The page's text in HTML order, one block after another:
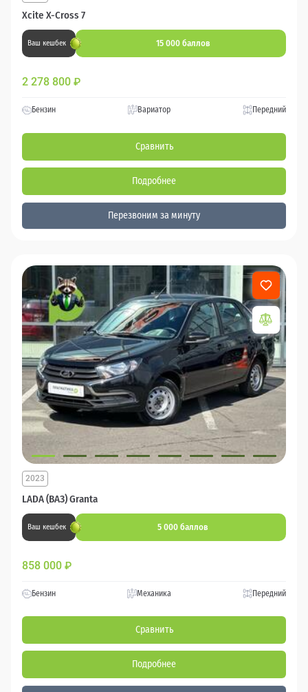
Xcite X-Cross 7
Ваш кешбек 15 000 баллов
2 278 800 ₽
Бензин Вариатор Передний
Сравнить
Подробнее
Перезвоним за минуту
LADA (ВАЗ) Granta
2023
Ваш кешбек 5 000 баллов
858 000 ₽
Бензин Механика Передний
Сравнить
Подробнее